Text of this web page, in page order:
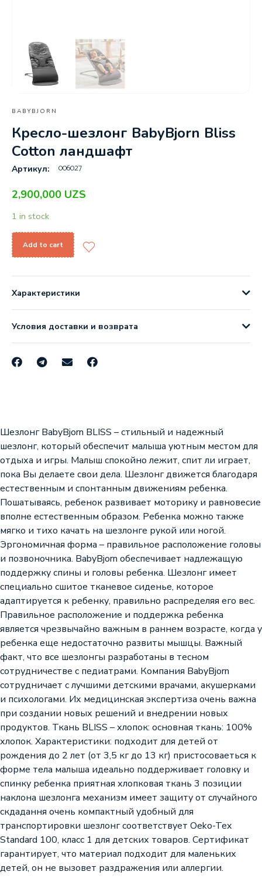
BABYBJORN
Кресло-шезлонг BabyBjorn Bliss
Cotton ландшафт
Артикул: 006027
2,900,000 UZS
1 in stock
Add to cart
Характеристики
Условия доставки и возврата
Шезлонг BabyBjorn BLISS – стильный и надежный
шезлонг, который обеспечит малыша уютным местом для
отдыха и игры. Малыш спокойно лежит, спит ли играет,
пока Вы делаете свои дела. Шезлонг движется благодаря
естественным и спонтанным движениям ребенка.
Пошатываясь, ребенок развивает моторику и равновесие
вполне естественным образом. Ребенка можно также
мягко и тихо качать на шезлонге рукой или ногой.
Эргономичная форма – правильное расположение головы
и позвоночника. BabyBjorn обеспечивает надлежащую
поддержку спины и головы ребенка. Шезлонг имеет
специально сшитое тканевое сиденье, которое
адаптируется к ребенку, правильно распределяя его вес.
Правильное расположение и поддержка ребенка
является чрезвычайно важным в раннем возрасте, когда у
ребенка еще недостаточно развиты мышцы. Важный
факт, что все шезлонгы разработаны в тесном
сотрудничестве с педиатрами. Компания BabyBjorn
сотрудничает с лучшими детскими врачами, акушерками
и психологами. Их медицинская экспертиза очень важна
при создании новых решений и внедрении новых
продуктов. Ткань BLISS – хлопок: основная ткань: 100%
хлопок. Характеристики: подходит для детей от
рождения до 2 лет (от 3,5 кг до 13 кг) пристосоваеться к
форме тела малыша идеально поддерживает головку и
спинку ребенка приятная хлопковая ткань 3 позиции
наклона шезлонга механизм имеет защиту от случайного
скдадання очень компактный удобный для
транспортировки шезлонг соответствует Oeko-Tex
Standard 100, класс 1 для детских товаров. Сертификат
гарантирует, что материал подходит для маленьких
детей, он не вызовет раздражения или аллергии.